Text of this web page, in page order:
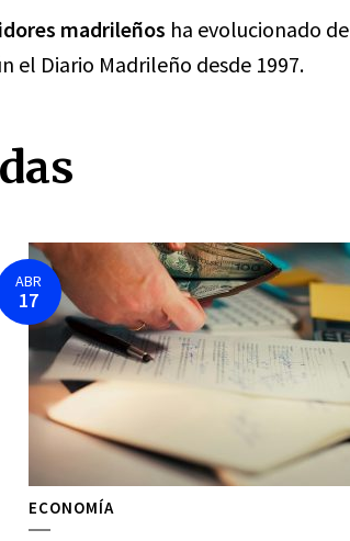
madrileños ha evolucionado de
el Diario Madrileño desde 1997.
ABR
17
ECONOMÍA